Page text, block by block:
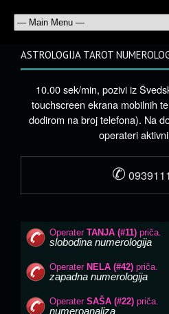
ASTROLOGIJA TAROT
10.00 sek/min, pozivi iz
touchscreen ekrana mobilnih
dodirom na broj telefona). Na
operateri
✆